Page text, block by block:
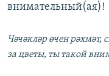
внимательный(ая)!
Чәчәкләр өчен
за цветы, ты такой